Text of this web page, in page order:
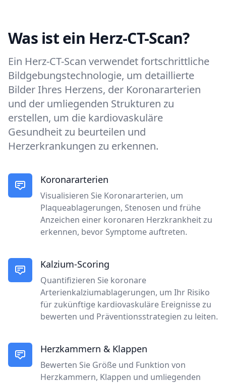
Was ist ein Herz-CT-Scan?
Ein Herz-CT-Scan verwendet fortschrittliche
Bildgebungstechnologie, um detaillierte
Bilder Ihres Herzens, der Koronararterien
und der umliegenden Strukturen zu
erstellen, um die kardiovaskuläre
Gesundheit zu beurteilen und
Herzerkrankungen zu erkennen.
Koronararterien
Visualisieren Sie Koronararterien, um
Plaqueablagerungen, Stenosen und frühe
Anzeichen einer koronaren Herzkrankheit zu
erkennen, bevor Symptome auftreten.
Kalzium-Scoring
Quantifizieren Sie koronare
Arterienkalziumablagerungen, um Ihr Risiko
für zukünftige kardiovaskuläre Ereignisse zu
bewerten und Präventionsstrategien zu leiten.
Herzkammern & Klappen
Bewerten Sie Größe und Funktion von
Herzkammern, Klappen und umliegenden